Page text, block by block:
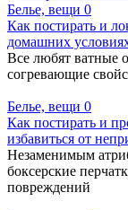
Белье, вещи 0
Как постирать и
домашних
Все любят ватные
согревающие
Белье, вещи 0
Как постирать и
избавиться от
Незаменимым
боксерские
повреждений